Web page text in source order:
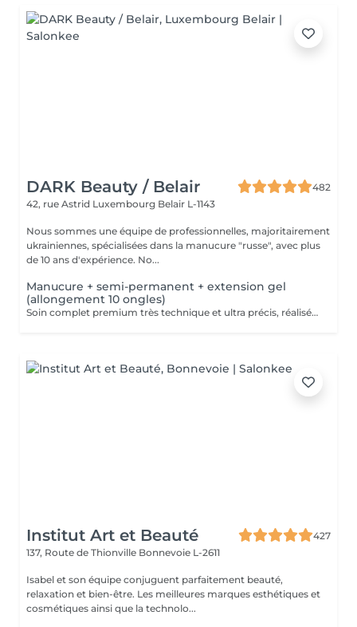
DARK Beauty / Belair
482
42, rue Astrid Luxembourg Belair L-1143
Nous sommes une équipe de professionnelles, majoritairement
ukrainiennes, spécialisées dans la manucure "russe", avec plus
de 10 ans d'expérience. No...
Manucure + semi-permanent + extension gel
(allongement 10 ongles)
Soin complet premium très technique et ultra précis, réalisé principalement à la ponceuse afin d'obtenir un contour d'ongle parfaitement net et une application du vernis au plus près, voire légèrement sous la cuticule. Cette technique permet de retarder visuellement la repousse d'environ 10 jours. Résultat visuel : -Ongles extrêmement soignés, contours nets, forme impeccable -Effet Instagram / photo studio : propre, précis, sans petites peaux apparentes Pendant ce service, nous augmenterons également la longueur de vos ongles en utilisant du gel spécialisé, garantissant un résultat naturel et magnifique. Cette 'EXTENSION' ne nécessite qu'une seule intervention, après quoi les rendez-vous ultérieurs seront désignés comme 'Manucure + vernis semi-permanent + renforcement gel (ongles longs ou cassants)'. -Tenue moyenne : Jusqu'à 4 semaines !!!! Contenu de la prestation : -Dépose de l'ancien vernis semi-permanent et/ou gel (si besoin, déjà inclus dans ce prix/service) -Préparation très minutieuse de la plaque de l'ongle -Elimination des peaux mortes -Façonner et limer les ongles -Traitement délicat des cuticules -Extension et renforcement des ongles en gel -Correction de la forme de l'ongle -Application du vernis semi-permanent -Application d'huile pour cuticules et de crème pour les main Optionnel : -EXTENSION longueur supérieure au 4ème marquage -> +20€ (réservez svp "AVEC décoration complexe" dans ce cas) -Prix par ongle pour décoration jusqu'à 5 ongles (réservez svp "AVEC décoration simple" dans ce cas) +3€ par ongle -Prix pour décoration simple (French, Chrome, Baby Boomer, Cat Eyes, Stickers, Foil) 6-10 ongles -> +20€ -Prix pour décoration complexe (3D, Dessins à la mains, Stamping, French avec Chrome, Baby Boomer avec Chrome, French avec Cat Eyes) 6-10 ongles -> +30€
Institut Art et Beauté
427
137, Route de Thionville Bonnevoie L-2611
Isabel et son équipe conjuguent parfaitement beauté,
relaxation et bien-être. Les meilleures marques esthétiques et
cosmétiques ainsi que la technolo...